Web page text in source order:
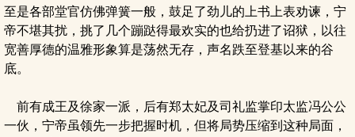
至是各部堂官仿佛弹簧一般，鼓足了劲儿的上书上表劝谏，宁
帝不堪其扰，挑了几个蹦跶得最欢实的也给扔进了诏狱，以往
宽善厚德的温雅形象算是荡然无存，声名跌至登基以来的谷
底。
前有成王及徐家一派，后有郑太妃及司礼监掌印太监冯公公
一伙，宁帝虽领先一步把握时机，但将局势压缩到这种局面，